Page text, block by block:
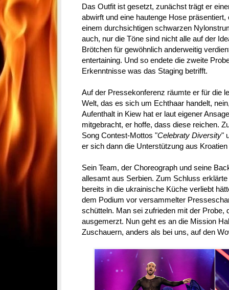
Das Outfit ist gesetzt, zunächst trägt er
abwirft und eine hautenge Hose
einem durchsichtigen schwarzen
auch, nur die Töne sind nicht alle auf der
Brötchen für gewöhnlich anderweitig
entertaining. Und so endete die zweite
Erkenntnisse was das Staging betrifft.
Auf der Pressekonferenz räumte er für die
Welt, das es sich um Echthaar handelt,
Aufenthalt in Kiew hat er laut eigener
mitgebracht, er hoffe, dass diese reichen.
Song Contest-Mottos "Celebraty Diversity"
er sich dann die Unterstützung aus
Sein Team, der Choreograph und seine
allesamt aus Serbien. Zum Schluss
bereits in die ukrainische Küche verliebt
dem Podium vor versammelter
schütteln. Man sei zufrieden mit der Probe,
ausgemerzt. Nun geht es an die Mission
Zuschauern, anders als bei uns, auf den